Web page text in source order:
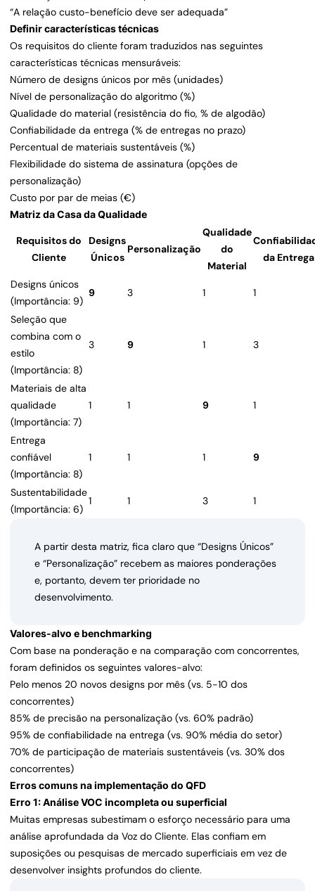
“A relação custo-benefício deve ser adequada”
Definir características técnicas
Os requisitos do cliente foram traduzidos nas seguintes
características técnicas mensuráveis:
Número de designs únicos por mês (unidades)
Nível de personalização do algoritmo (%)
Qualidade do material (resistência do fio, % de algodão)
Confiabilidade da entrega (% de entregas no prazo)
Percentual de materiais sustentáveis (%)
Flexibilidade do sistema de assinatura (opções de
personalização)
Custo por par de meias (€)
Matriz da Casa da Qualidade
Requisitos do
Cliente
Designs
Únicos
Personalização
Qualidade
do
Material
da Entrega
Designs únicos
(Importância: 9)
9 3 1 1
Seleção que
combina com o
estilo
(Importância: 8)
3 9 1 3
Materiais de alta
qualidade
(Importância: 7)
1 1 9 1
Entrega
confiável
(Importância: 8)
1 1 1 9
Sustentabilidade
(Importância: 6)
1 1 3 1
A partir desta matriz, fica claro que “Designs Únicos”
e “Personalização” recebem as maiores ponderações
e, portanto, devem ter prioridade no
desenvolvimento.
Valores-alvo e benchmarking
Com base na ponderação e na comparação com concorrentes,
foram definidos os seguintes valores-alvo:
Pelo menos 20 novos designs por mês (vs. 5-10 dos
concorrentes)
85% de precisão na personalização (vs. 60% padrão)
95% de confiabilidade na entrega (vs. 90% média do setor)
70% de participação de materiais sustentáveis (vs. 30% dos
concorrentes)
Erros comuns na implementação do QFD
Erro 1: Análise VOC incompleta ou superficial
Muitas empresas subestimam o esforço necessário para uma
análise aprofundada da Voz do Cliente. Elas confiam em
suposições ou pesquisas de mercado superficiais em vez de
desenvolver insights profundos do cliente.